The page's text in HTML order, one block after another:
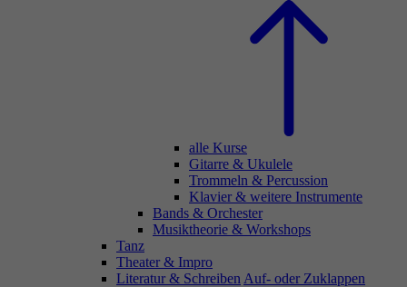
alle Kurse
Gitarre & Ukulele
Trommeln & Percussion
Klavier & weitere Instrumente
Bands & Orchester
Musiktheorie & Workshops
Tanz
Theater & Impro
Literatur & Schreiben Auf- oder Zuklappen